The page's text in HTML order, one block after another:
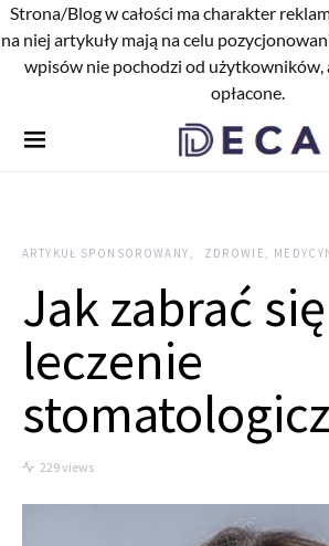
Strona/Blog w całości ma charakter
na niej artykuły mają na celu
wpisów nie pochodzi od użytkowników,
opłacone.
ARTYKUŁ SPONSOROWANY ZDROWIE,
Jak zabrać
leczenie
229 views